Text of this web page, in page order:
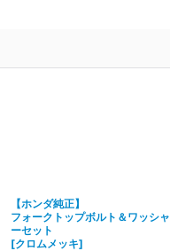
【ホンダ純正】
フォークトップボルト＆ワッシャ
ーセット
[クロムメッキ]